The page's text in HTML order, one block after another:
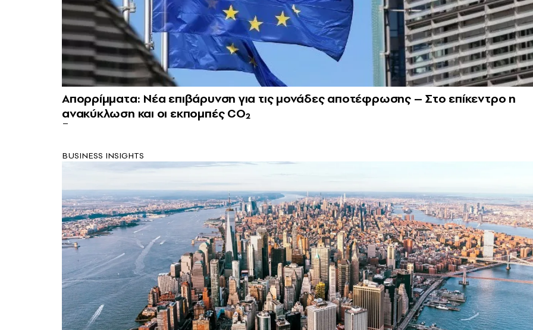
Απορρίμματα: Νέα επιβάρυνση για τις μονάδες αποτέφρωσης – Στο επίκεντρο η
ανακύκλωση και οι εκπομπές CO₂
BUSINESS INSIGHTS